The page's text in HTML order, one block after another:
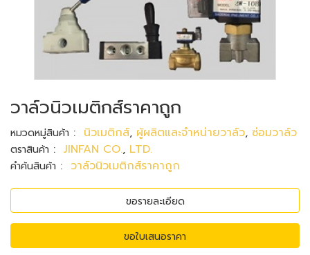
วาล์วนิวเมติกส์ราคาถูก
หมวดหมู่สินค้า : นิวเมติกส์, ผู้ผลิตและจำหน่ายวาล์ว, ซ่อมวาล์ว
ตราสินค้า : JINFAN CO., LTD.
คำค้นสินค้า : วาล์วนิวเมติกส์ราคาถูก
ขอรายละเอียด
ขอใบเสนอราคา